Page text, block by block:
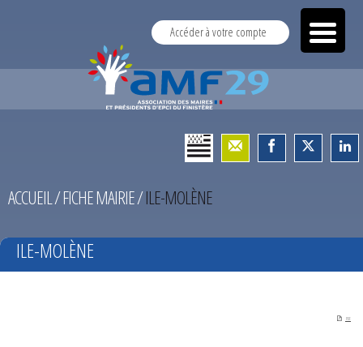
Accéder à votre compte
ACCUEIL/FICHE MAIRIE/ILE-MOLÈNE
ILE-MOLÈNE
PDF